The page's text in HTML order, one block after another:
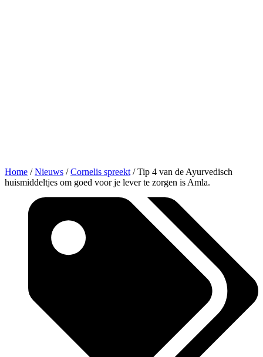
Home /Nieuws /Cornelis spreekt /Tip 4 van de Ayurvedisch
huismiddeltjes om goed voor je lever te zorgen is Amla.